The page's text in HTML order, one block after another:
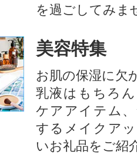
を過ごしてみま
美容特集
お肌の保湿に欠
乳液はもちろ
ケアアイテム
するメイクア
いお礼品をご紹